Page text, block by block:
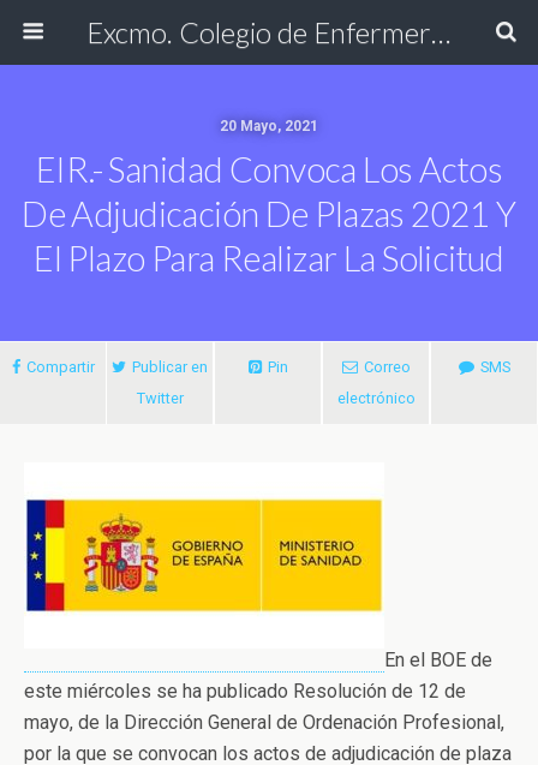
Excmo. Colegio de Enfermería de Cádiz
20 Mayo, 2021
EIR.- Sanidad Convoca Los Actos
De Adjudicación De Plazas 2021 Y
El Plazo Para Realizar La Solicitud
Compartir
Publicar en
Twitter
Pin
Correo
electrónico
SMS
En el BOE de
este miércoles se ha publicado Resolución de 12 de
mayo, de la Dirección General de Ordenación Profesional,
por la que se convocan los actos de adjudicación de plaza